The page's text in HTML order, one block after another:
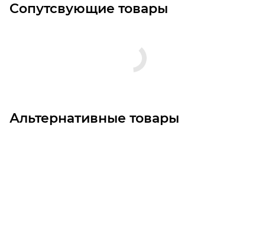
Сопутсвующие товары
Альтернативные товары